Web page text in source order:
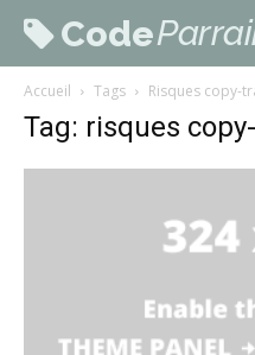
Code
Accueil Tags Risques copy-
Tag: risques